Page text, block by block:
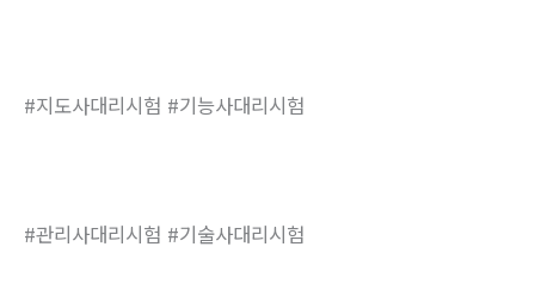
#지도사대리시험 #기능사대리시험
#관리사대리시험 #기술사대리시험